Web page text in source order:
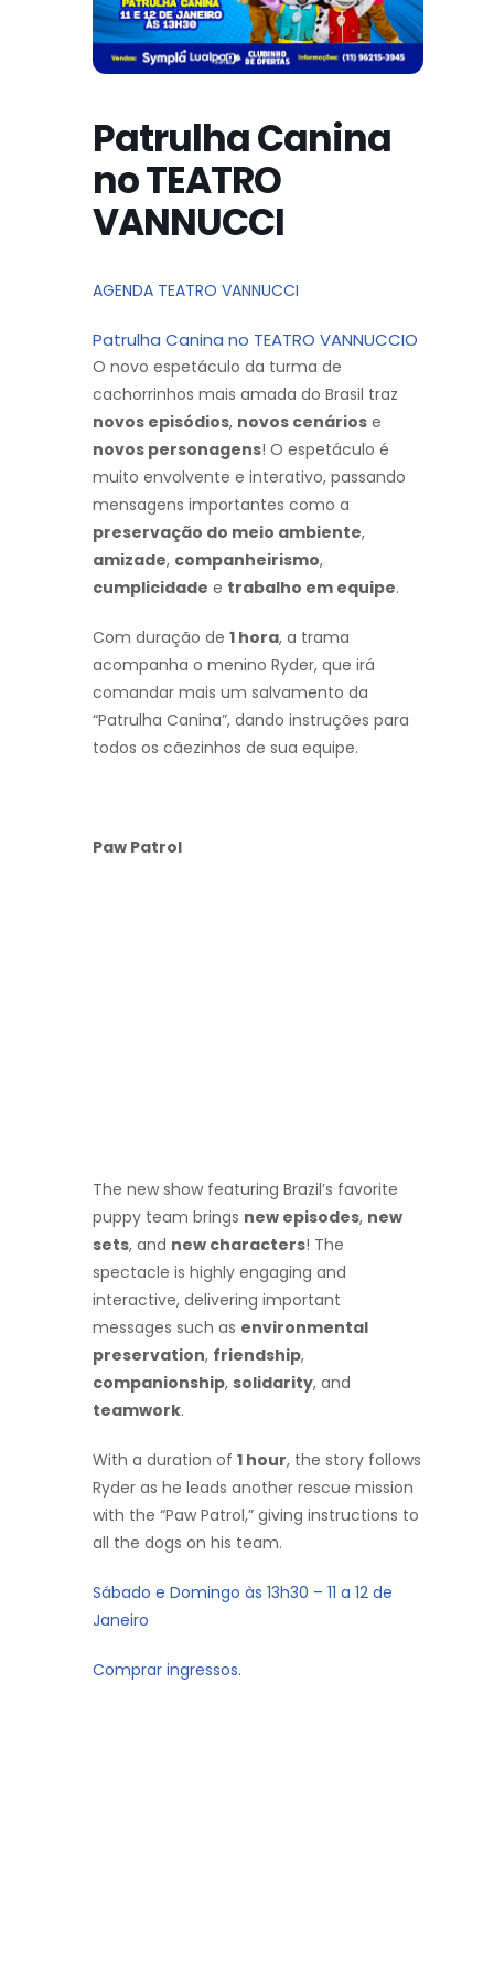
Patrulha Canina
no TEATRO
VANNUCCI
AGENDA TEATRO VANNUCCI
Patrulha Canina no TEATRO VANNUCCIO
O novo espetáculo da turma de
cachorrinhos mais amada do Brasil traz
novos episódios, novos cenários e
novos personagens! O espetáculo é
muito envolvente e interativo, passando
mensagens importantes como a
preservação do meio ambiente,
amizade, companheirismo,
cumplicidade e trabalho em equipe.
Com duração de 1 hora, a trama
acompanha o menino Ryder, que irá
comandar mais um salvamento da
“Patrulha Canina”, dando instruções para
todos os cãezinhos de sua equipe.
Paw Patrol
The new show featuring Brazil’s favorite
puppy team brings new episodes, new
sets, and new characters! The
spectacle is highly engaging and
interactive, delivering important
messages such as environmental
preservation, friendship,
companionship, solidarity, and
teamwork.
With a duration of 1 hour, the story follows
Ryder as he leads another rescue mission
with the “Paw Patrol,” giving instructions to
all the dogs on his team.
Sábado e Domingo às 13h30 – 11 a 12 de
Janeiro
Comprar ingressos.